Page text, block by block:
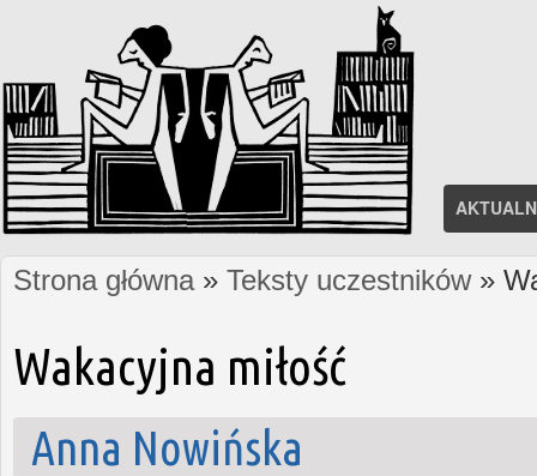
Jesteś tutaj
Strona główna» Teksty uczestników»
Wakacyjna miłość
Anna Nowińska